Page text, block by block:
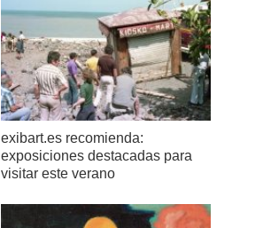
exibart.es recomienda:
exposiciones destacadas para
visitar este verano